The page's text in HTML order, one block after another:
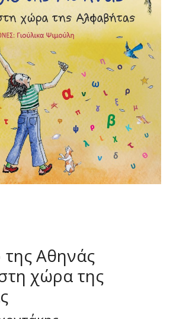
Αθηνάς
χώρα της